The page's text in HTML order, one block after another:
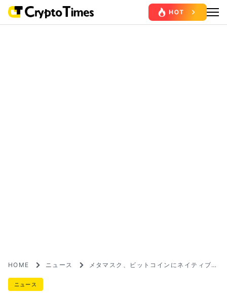
HOME ニュース
メタマスク、ビットコインにネイティブ対
ニュース